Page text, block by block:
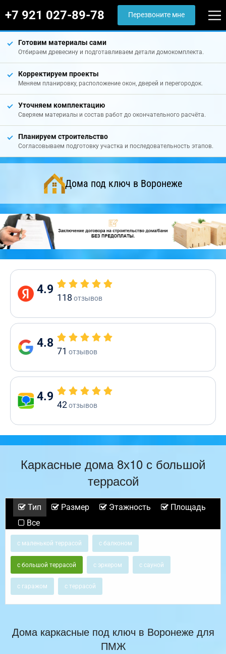
+7 921 027-89-78 Перезвоните мне
Готовим материалы сами
Отбираем древесину и подготавливаем детали домокомплекта.
Корректируем проекты
Меняем планировку, расположение окон, дверей и перегородок.
Уточняем комплектацию
Сверяем материалы и состав работ до окончательного расчёта.
Планируем строительство
Согласовываем подготовку участка и последовательность этапов.
Дома под ключ в Воронеже
4.9
118 отзывов
4.8
71 отзывов
4.9
42отзывов
Каркасные дома 8х10 с большой
террасой
Тип Размер Этажность
Площадь
Все
с маленькой террасой с балконом
с большой террасой с эркером с сауной
с гаражом с террасой
Дома каркасные под ключ в Воронеже для
ПМЖ